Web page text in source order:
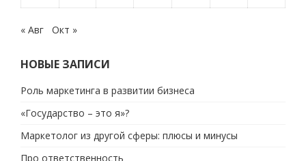
« Авг Окт »
НОВЫЕ ЗАПИСИ
Роль маркетинга в развитии бизнеса
«Государство – это я»?
Маркетолог из другой сферы: плюсы и минусы
Про ответственность